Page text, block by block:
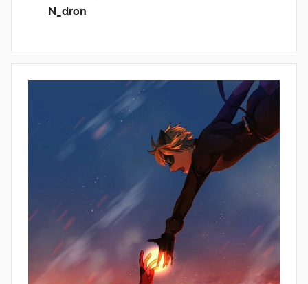
N_dron